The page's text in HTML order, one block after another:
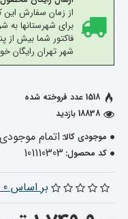
برای شهرستانها
فاکتور شما بیش از
شهر تهران رایگان
موجودی کالا: اتمام موجودی
کد محصول: 101110303
1518 عدد فروخته شده
18838 بازدید
بر اساس 0 نظر